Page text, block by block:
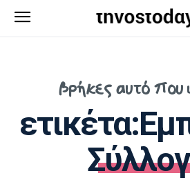
βρήκες αυτό που
ετικέτα: